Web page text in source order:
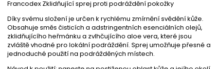
Francodex Zklidňující sprej proti podráždění pokožky
Díky svému složení je určen k rychlému zmírnění svědění kůže.
Obsahuje směs čisticích a adstringentních esenciálních olejů,
zklidňujícího heřmánku a zvlhčujícího aloe vera, které jsou
zvláště vhodné pro lokální podráždění. Sprej umožňuje přesné a
jednoduché použití na podrážděných místech.